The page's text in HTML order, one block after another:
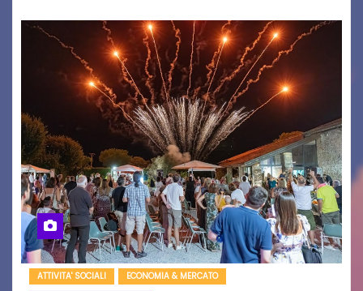
ATTIVITA' SOCIALI
ECONOMIA & MERCATO